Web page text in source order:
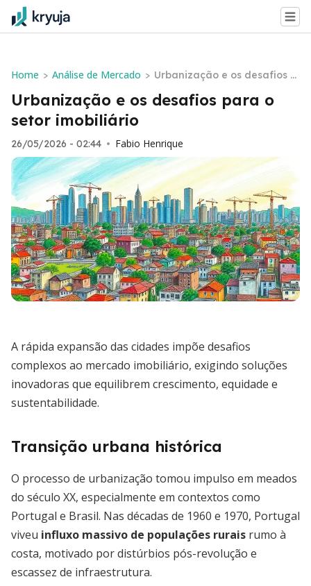
Home > Análise de Mercado > Urbanização e os desafios p
ara o setor imobiliário
Urbanização e os desafios para o
setor imobiliário
26/05/2026 - 02:44 • Fabio Henrique
A rápida expansão das cidades impõe desafios
complexos ao mercado imobiliário, exigindo soluções
inovadoras que equilibrem crescimento, equidade e
sustentabilidade.
Transição urbana histórica
O processo de urbanização tomou impulso em meados
do século XX, especialmente em contextos como
Portugal e Brasil. Nas décadas de 1960 e 1970, Portugal
viveu influxo massivo de populações rurais rumo à
costa, motivado por distúrbios pós-revolução e
escassez de infraestrutura.